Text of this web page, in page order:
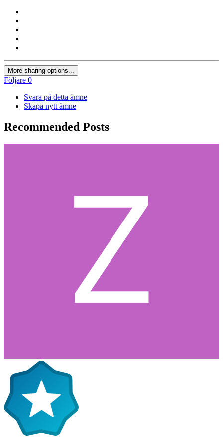
More sharing options...
Följare 0
Svara på detta ämne
Skapa nytt ämne
Recommended Posts